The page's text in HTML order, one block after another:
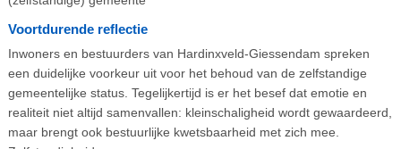
Voortdurende reflectie
Inwoners en bestuurders van Hardinxveld-Giessendam spreken
een duidelijke voorkeur uit voor het behoud van de zelfstandige
gemeentelijke status. Tegelijkertijd is er het besef dat emotie en
realiteit niet altijd samenvallen: kleinschaligheid wordt gewaardeerd,
maar brengt ook bestuurlijke kwetsbaarheid met zich mee.